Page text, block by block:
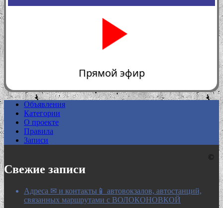
0:00
Прямой эфир
Объявления
Категории
О проекте
Правила
Записи
Свежие записи
Адреса ✉ и контакты📱 автовокзалов, автостанций,
связанных маршрутами с ВОЛОКОНОВКОЙ
©